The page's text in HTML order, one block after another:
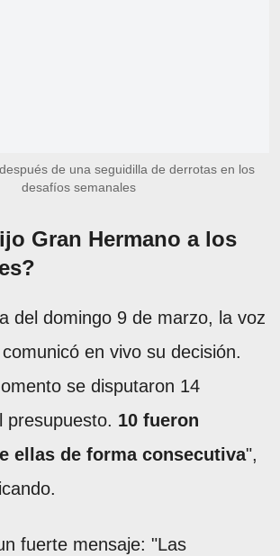
de una seguidilla de derrotas en los
desafíos semanales
Gran Hermano a los
del domingo 9 de marzo, la voz
en vivo su decisión.
se disputaron 14
presupuesto. 10 fueron
ellas de forma consecutiva",
fuerte mensaje: "Las